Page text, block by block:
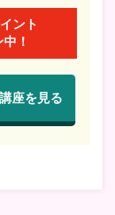
ント
！
座を見る